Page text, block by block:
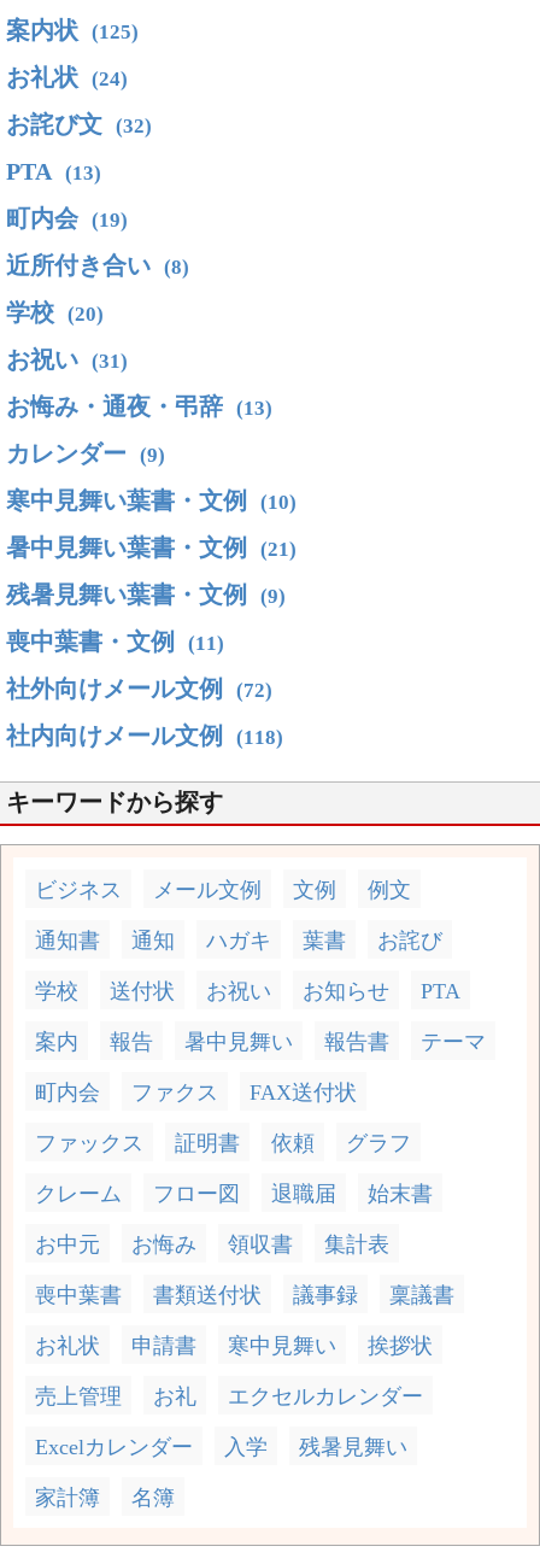
案内状 (125)
お礼状 (24)
お詫び文 (32)
PTA (13)
町内会 (19)
近所付き合い (8)
学校 (20)
お祝い (31)
お悔み・通夜・弔辞 (13)
カレンダー (9)
寒中見舞い葉書・文例 (10)
暑中見舞い葉書・文例 (21)
残暑見舞い葉書・文例 (9)
喪中葉書・文例 (11)
社外向けメール文例 (72)
社内向けメール文例 (118)
キーワードから探す
ビジネス メール文例 文例 例文
通知書 通知 ハガキ 葉書 お詫び
学校 送付状 お祝い お知らせ PTA
案内 報告 暑中見舞い 報告書 テーマ
町内会 ファクス FAX送付状
ファックス 証明書 依頼 グラフ
クレーム フロー図 退職届 始末書
お中元 お悔み 領収書 集計表
喪中葉書 書類送付状 議事録 稟議書
お礼状 申請書 寒中見舞い 挨拶状
売上管理 お礼 エクセルカレンダー
Excelカレンダー 入学 残暑見舞い
家計簿 名簿